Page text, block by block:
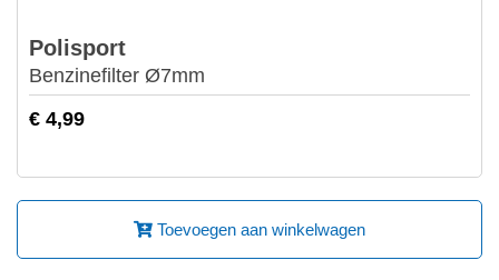
Polisport
Benzinefilter Ø7mm
€ 4,99
Toevoegen aan winkelwagen